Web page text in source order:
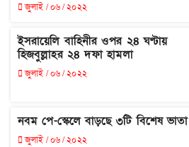
জুলাই / ০৬ / ২০২২
ইসরায়েলি বাহিনীর ওপর ২৪ ঘণ্টায়
হিজবুল্লাহর ২৪ দফা হামলা
জুলাই / ০৬ / ২০২২
নবম পে-স্কেলে বাড়ছে ৩টি বিশেষ ভাতা
জুলাই / ০৬ / ২০২২